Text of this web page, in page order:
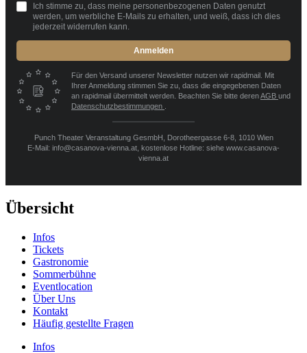
Ich stimme zu, dass meine personenbezogenen Daten genutzt
werden, um werbliche E-Mails zu erhalten, und weiß, dass ich dies
jederzeit widerrufen kann.
Anmelden
Für den Versand unserer Newsletter nutzen wir rapidmail. Mit
Ihrer Anmeldung stimmen Sie zu, dass die eingegebenen Daten
an rapidmail übermittelt werden. Beachten Sie bitte derenAGB und
Datenschutzbestimmungen
Punch Theater Veranstaltung GesmbH, Dorotheergasse 6-8, 1010 Wien
E-Mail: info@casanova-vienna.at, kostenlose Hotline: siehe www.casanova-
vienna.at
Übersicht
Infos
Tickets
Gastronomie
Sommerbühne
Eventlocation
Über Uns
Kontakt
Häufig gestellte Fragen
Infos